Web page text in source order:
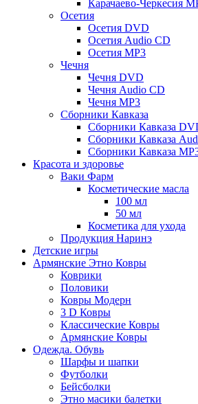
Карачаево-Черкесия
Осетия
Осетия DVD
Осетия Audio CD
Осетия MP3
Чечня
Чечня DVD
Чечня Audio CD
Чечня MP3
Сборники Кавказа
Сборники Кавказа
Сборники Кавказа
Сборники Кавказа
Красота и здоровье
Ваки Фарм
Косметические масла
100 мл
50 мл
Косметика для ухода
Продукция Наринэ
Детские игры
Армянские Этно Ковры
Коврики
Половики
Ковры Модерн
3 D Ковры
Классические Ковры
Армянские Ковры
Одежда. Обувь
Шарфы и шапки
Футболки
Бейсболки
Этно масики балетки